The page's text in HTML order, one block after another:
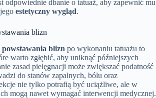
odpowiednie dbanie o tatuaż, aby zapewnić mu
estetyczny wygląd.
blizn
powstawania blizn po wykonaniu tatuażu to
warto zgłębić, aby uniknąć późniejszych
zasad pielęgnacji może zwiększać podatność
do stanów zapalnych, bólu oraz
nie tylko potrafią być uciążliwe, ale w
mogą nawet wymagać interwencji medycznej.